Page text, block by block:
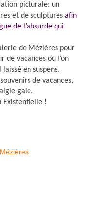
picturale: un
et de sculptures afin
de l’absurde qui
de Mézières pour
de vacances où l’on
en suspens.
de vacances,
gaie.
Existentielle !